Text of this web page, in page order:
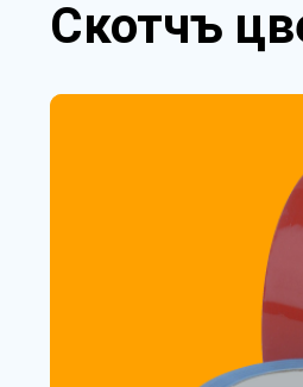
Скотчъ